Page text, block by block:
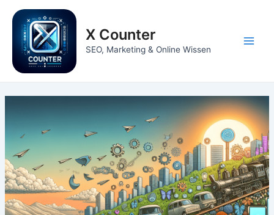
Inhalt
springen
X Counter
SEO, Marketing & Online Wissen